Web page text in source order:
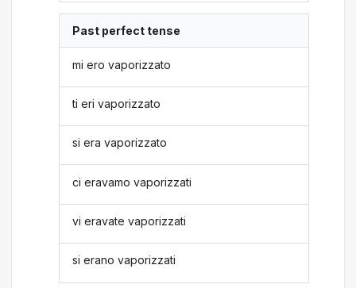
Past perfect tense
mi ero vaporizzato
ti eri vaporizzato
si era vaporizzato
ci eravamo vaporizzati
vi eravate vaporizzati
si erano vaporizzati